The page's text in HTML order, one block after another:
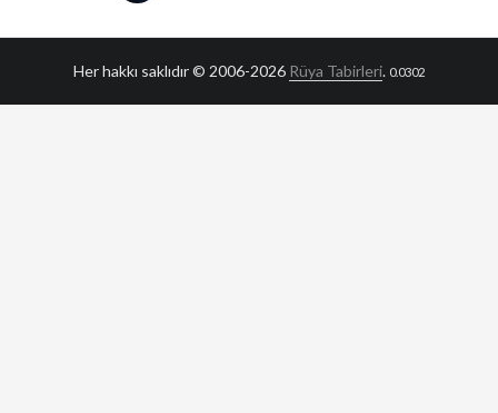
Her hakkı saklıdır © 2006-2026 Rüya Tabirleri. 0.0302